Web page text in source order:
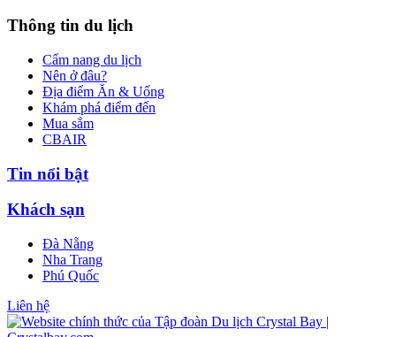
Thông tin du lịch
Cẩm nang du lịch
Nên ở đâu?
Địa điểm Ăn & Uống
Khám phá điểm đến
Mua sắm
CBAIR
Tin nổi bật
Khách sạn
Đà Nẵng
Nha Trang
Phú Quốc
Liên hệ